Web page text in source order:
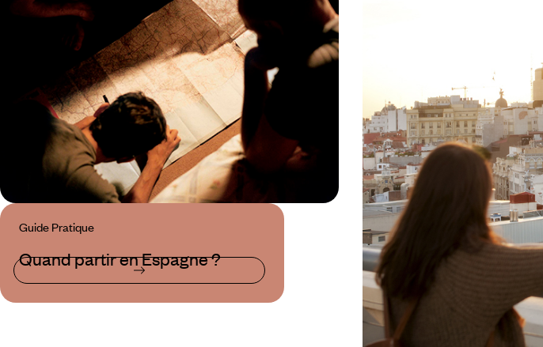
Guide Pratique
Quand partir en Espagne ?